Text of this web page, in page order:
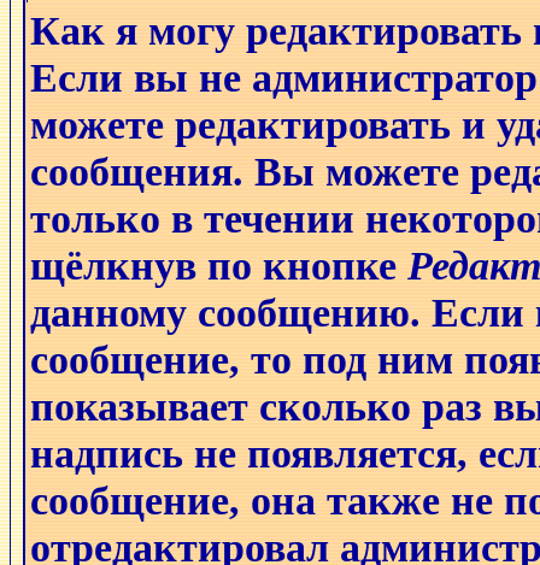
Как я могу
Если вы не
можете редактировать и
сообщения. Вы можете
только в течении
щёлкнув по кнопке
данному сообщению. Если
сообщение, то под ним
показывает сколько раз
надпись не появляется,
сообщение, она также не
отредактировал